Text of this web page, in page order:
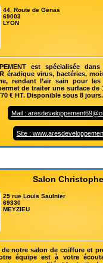
44, Route de Genas
69003
LYON
est spécialisée
éradique virus, bactéries,
rendant l’air sain pour
de traiter une surface de
€ HT. Disponible sous 8 jours.
Mail :
Site :
Salon Christophe
25 rue Louis Saulnier
69330
MEYZIEU
de notre salon de coiffure et
équipe est à votre